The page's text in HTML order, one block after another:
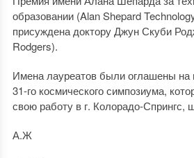
образовании (Alan Shepard
присуждена доктору Джун Скуби
Rodgers).
Имена лауреатов были оглашены на
31-го космического симпозиума,
свою работу в г. Колорадо-
А.Ж